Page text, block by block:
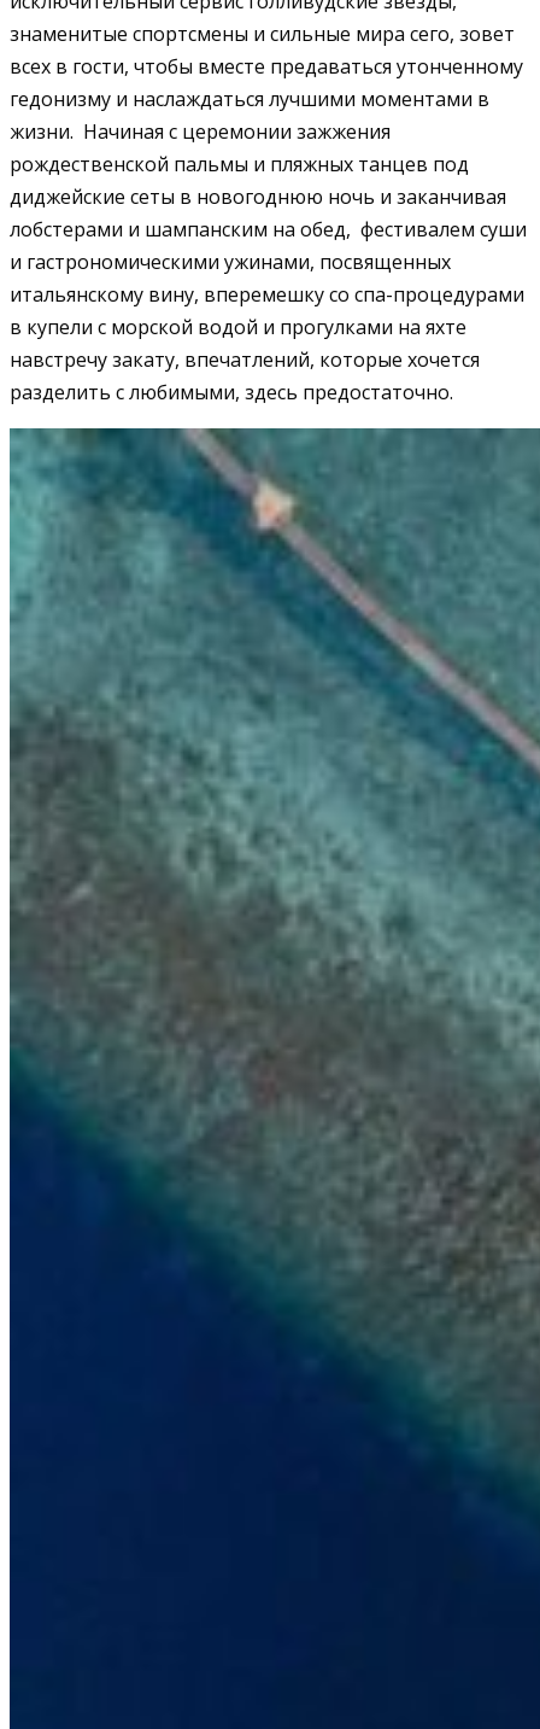
знаменитые спортсмены и сильные мира сего, зовет
всех в гости, чтобы вместе предаваться утонченному
гедонизму и наслаждаться лучшими моментами в
жизни. Начиная с церемонии зажжения
рождественской пальмы и пляжных танцев под
диджейские сеты в новогоднюю ночь и заканчивая
лобстерами и шампанским на обед, фестивалем суши
и гастрономическими ужинами, посвященных
итальянскому вину, вперемешку со спа-процедурами
в купели с морской водой и прогулками на яхте
навстречу закату, впечатлений, которые хочется
разделить с любимыми, здесь предостаточно.